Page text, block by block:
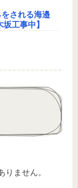
される海邉
工事中】
りません。